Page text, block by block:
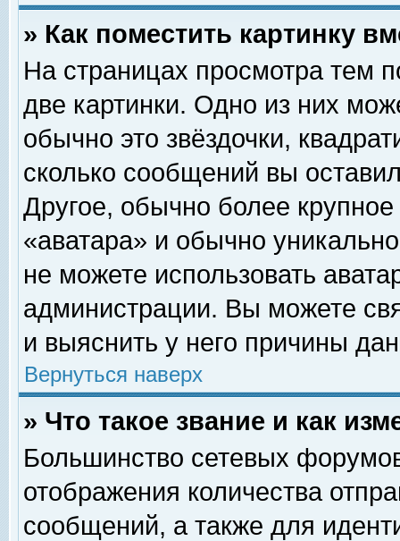
» Как поместить картинку
На страницах просмотра тем
две картинки. Одно из них
обычно это звёздочки,
сколько сообщений вы
Другое, обычно более
«аватара» и обычно
не можете использовать
администрации. Вы можете
и выяснить у него причины
Вернуться наверх
» Что такое звание и как
Большинство сетевых
отображения количества
сообщений, а также для